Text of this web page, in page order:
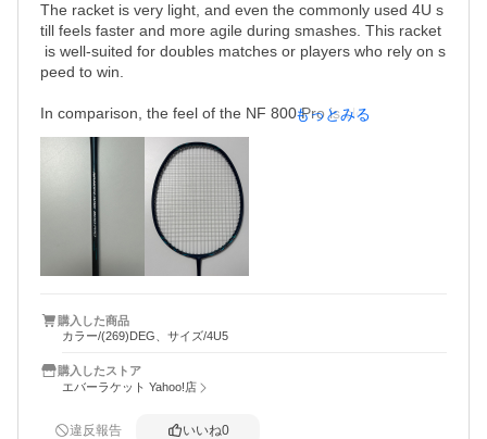
The racket is very light, and even the commonly used 4U s
till feels faster and more agile during smashes. This racket
is well-suited for doubles matches or players who rely on s
peed to win.
In comparison, the feel of the NF 800 Pro is closer to that o
f the NF 700 and NF 700 Pro. Personally, I prefer the NF 1
000Z, which balances power bursts and speed control.
もっとみる
購入した商品
カラー/(269)DEG、サイズ/4U5
購入したストア
エバーラケット Yahoo!店
違反報告 いいね0